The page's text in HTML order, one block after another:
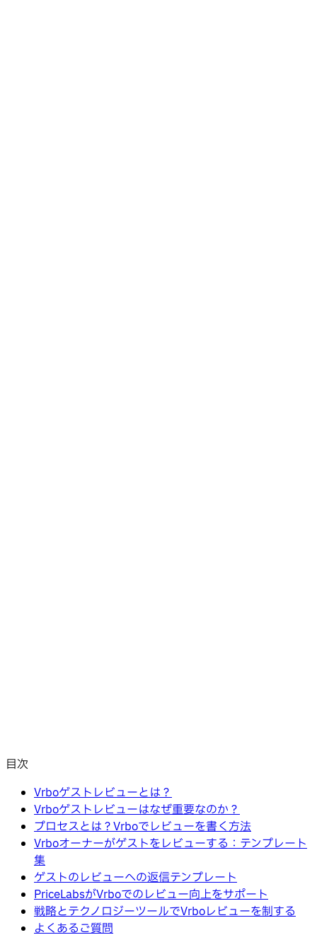
目次
Vrboゲストレビューとは？
Vrboゲストレビューはなぜ重要なのか？
プロセスとは？Vrboでレビューを書く方法
Vrboオーナーがゲストをレビューする：テンプレート
集
ゲストのレビューへの返信テンプレート
PriceLabsがVrboでのレビュー向上をサポート
戦略とテクノロジーツールでVrboレビューを制する
よくあるご質問